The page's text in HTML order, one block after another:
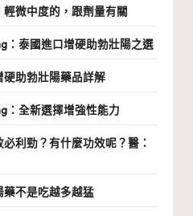
微中度的，跟劑量有關
：泰國進口增硬助勃壯陽之選
助勃壯陽藥品詳解
：全新選擇增強性能力
必利勁？有什麼功效呢？醫：
藥不是吃越多越猛